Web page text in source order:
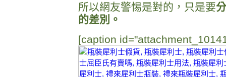
所以網友警惕是對的，只是要
的差別。
[caption